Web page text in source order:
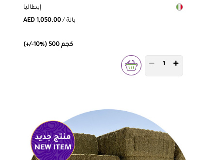
إيطاليا
AED 1,050.00
/ بالة
(+/-10%) 500 كجم
PRODUCT QUANTITY